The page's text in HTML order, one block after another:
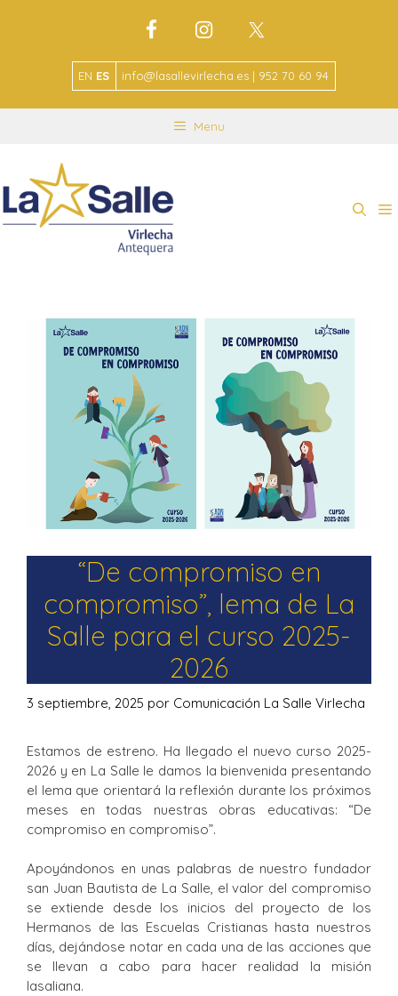
EN ES info@lasallevirlecha.es | 952 70 60 94
Menu
“De compromiso en
compromiso”, lema de La
Salle para el curso 2025-
2026
3 septiembre, 2025 por Comunicación La Salle Virlecha
Estamos de estreno. Ha llegado el nuevo curso 2025-
2026 y en La Salle le damos la bienvenida presentando
el lema que orientará la reflexión durante los próximos
meses en todas nuestras obras educativas: “De
compromiso en compromiso”.
Apoyándonos en unas palabras de nuestro fundador
san Juan Bautista de La Salle, el valor del compromiso
se extiende desde los inicios del proyecto de los
Hermanos de las Escuelas Cristianas hasta nuestros
días, dejándose notar en cada una de las acciones que
se llevan a cabo para hacer realidad la misión
lasaliana.